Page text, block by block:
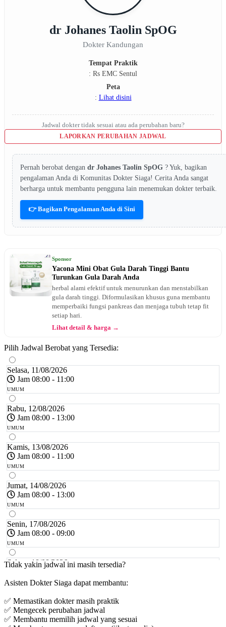
dr Johanes Taolin SpOG
Dokter Kandungan
Tempat Praktik
: Rs EMC Sentul
Peta
: Lihat disini
Jadwal dokter tidak sesuai atau ada perubahan baru?
LAPORKAN PERUBAHAN JADWAL
Pernah berobat dengan dr Johanes Taolin SpOG ? Yuk, bagikan
pengalaman Anda di Komunitas Dokter Siaga! Cerita Anda sangat
berharga untuk membantu pengguna lain menemukan dokter terbaik.
👉 Bagikan Pengalaman Anda di Sini
Sponsor
Yacona Mini Obat Gula Darah Tinggi Bantu
Turunkan Gula Darah Anda
herbal alami efektif untuk menurunkan dan menstabilkan
gula darah tinggi. Diformulasikan khusus guna membantu
memperbaiki fungsi pankreas dan menjaga tubuh tetap fit
setiap hari.
Lihat detail & harga →
Pilih Jadwal Berobat yang Tersedia:
Selasa, 11/08/2026
Jam 08:00 - 11:00
UMUM
Rabu, 12/08/2026
Jam 08:00 - 13:00
UMUM
Kamis, 13/08/2026
Jam 08:00 - 11:00
UMUM
Jumat, 14/08/2026
Jam 08:00 - 13:00
UMUM
Senin, 17/08/2026
Jam 08:00 - 09:00
UMUM
Selasa, 18/08/2026
Jam 08:00 - 11:00
UMUM
Rabu, 19/08/2026
Jam 08:00 - 13:00
UMUM
Tidak yakin jadwal ini masih tersedia?
Asisten Dokter Siaga dapat membantu:
✅ Memastikan dokter masih praktik
✅ Mengecek perubahan jadwal
✅ Membantu memilih jadwal yang sesuai